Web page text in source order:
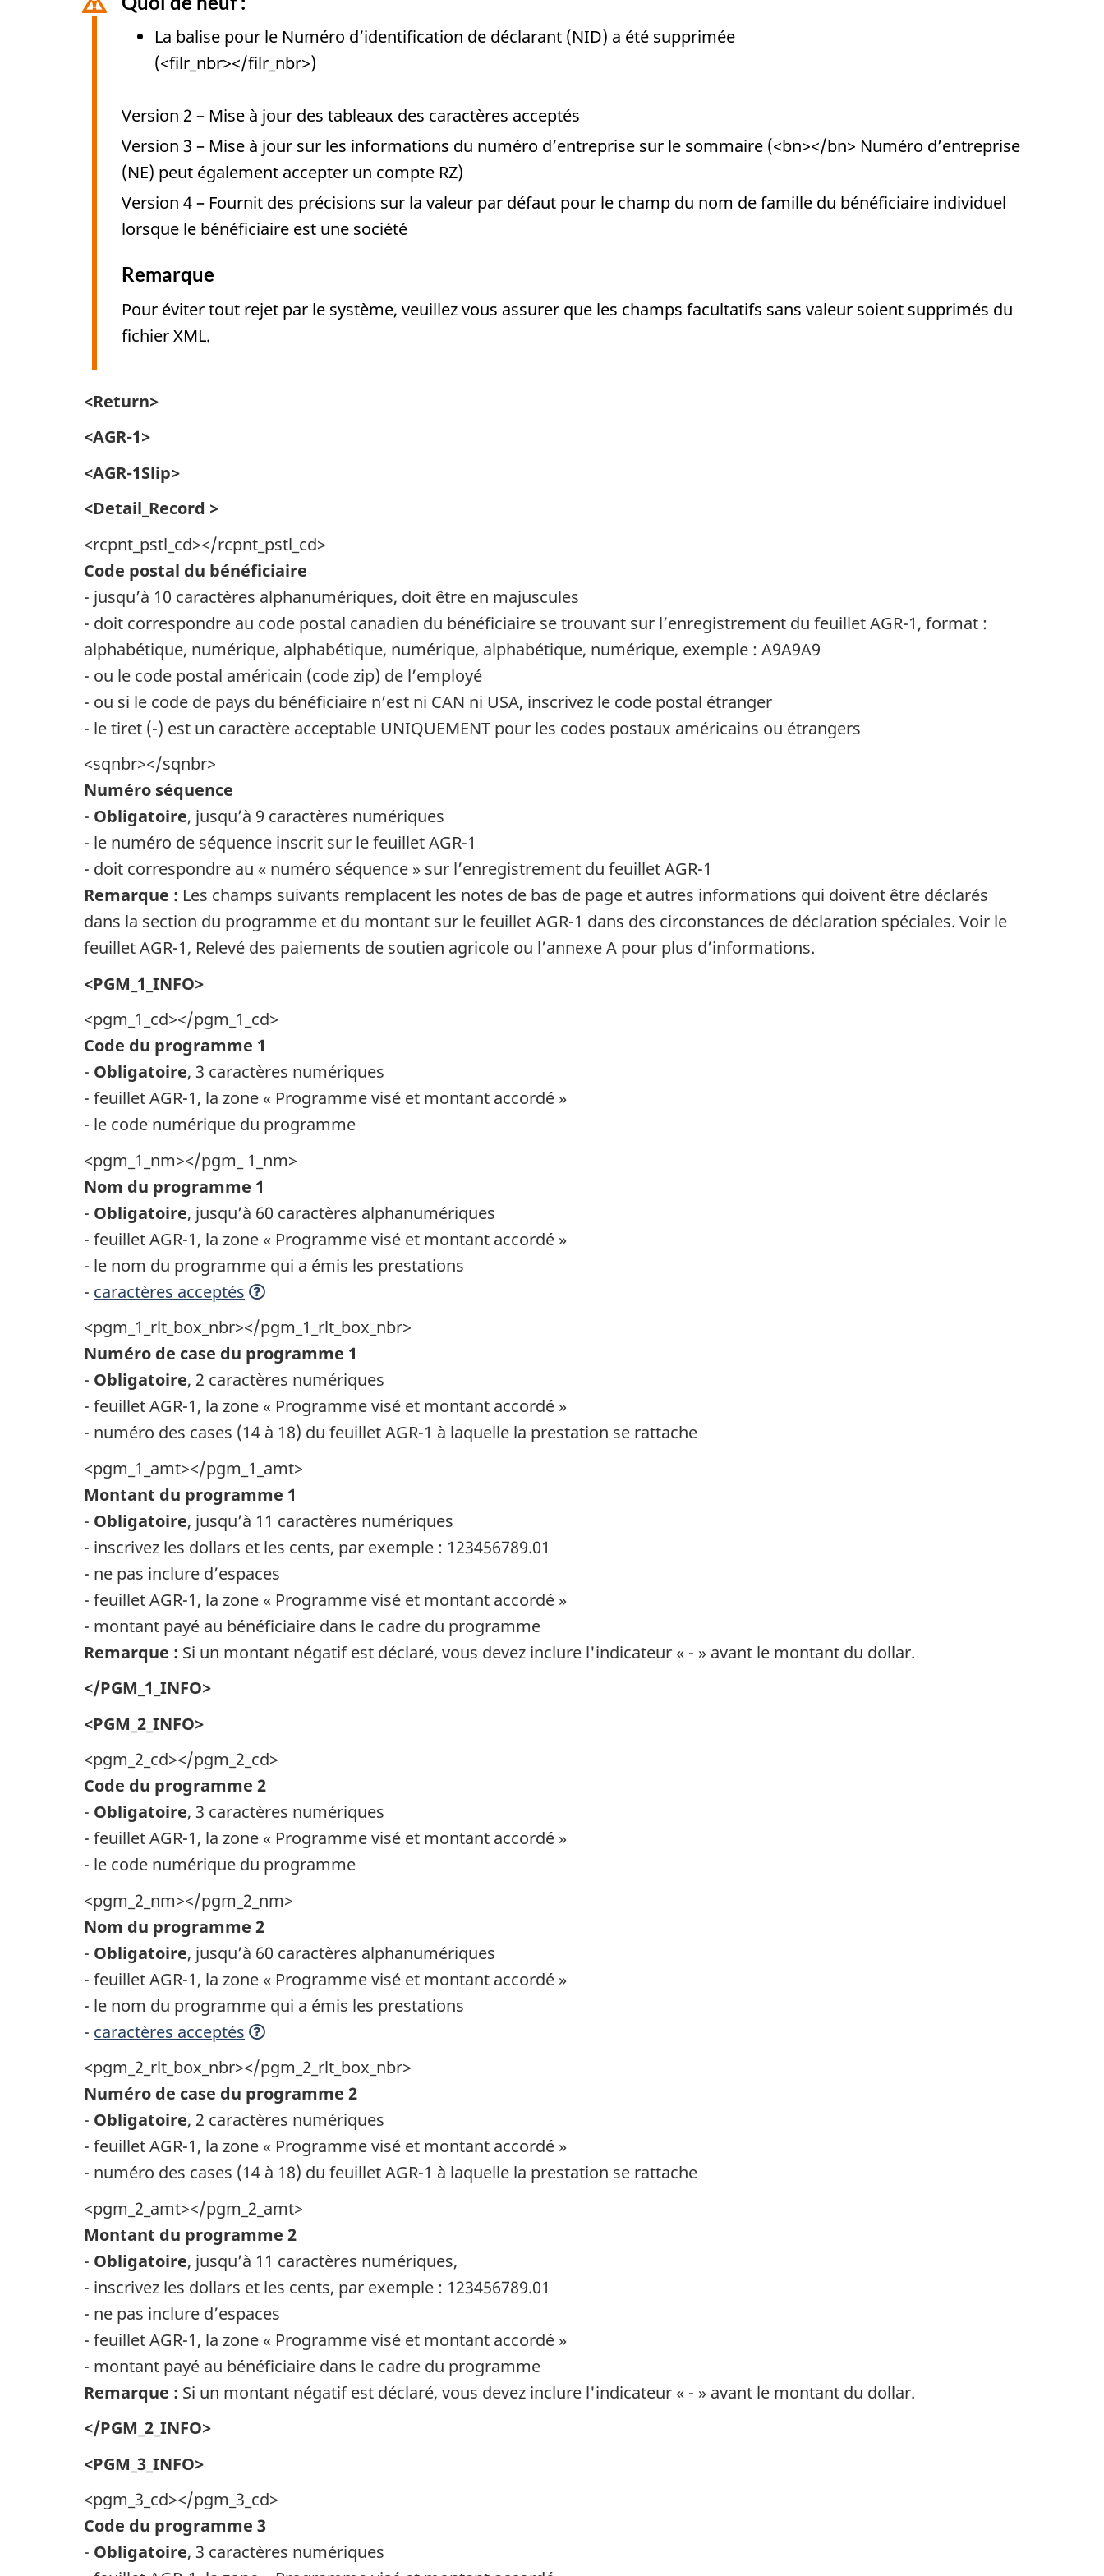
La balise pour le Numéro d’identification de déclarant (NID) a été supprimée
(<filr_nbr></filr_nbr>)
Version 2 – Mise à jour des tableaux des caractères acceptés
Version 3 – Mise à jour sur les informations du numéro d’entreprise sur le sommaire (<bn></bn> Numéro d’entreprise
(NE) peut également accepter un compte RZ)
Version 4 – Fournit des précisions sur la valeur par défaut pour le champ du nom de famille du bénéficiaire individuel
lorsque le bénéficiaire est une société
Remarque
Pour éviter tout rejet par le système, veuillez vous assurer que les champs facultatifs sans valeur soient supprimés du
fichier XML.
<Return>
<AGR-1>
<AGR-1Slip>
<Detail_Record >
<rcpnt_pstl_cd></rcpnt_pstl_cd>
Code postal du bénéficiaire
- jusqu’à 10 caractères alphanumériques, doit être en majuscules
- doit correspondre au code postal canadien du bénéficiaire se trouvant sur l’enregistrement du feuillet AGR-1, format :
alphabétique, numérique, alphabétique, numérique, alphabétique, numérique, exemple : A9A9A9
- ou le code postal américain (code zip) de l’employé
- ou si le code de pays du bénéficiaire n’est ni CAN ni USA, inscrivez le code postal étranger
- le tiret (-) est un caractère acceptable UNIQUEMENT pour les codes postaux américains ou étrangers
<sqnbr></sqnbr>
Numéro séquence
- Obligatoire, jusqu’à 9 caractères numériques
- le numéro de séquence inscrit sur le feuillet AGR-1
- doit correspondre au « numéro séquence » sur l’enregistrement du feuillet AGR-1
Remarque : Les champs suivants remplacent les notes de bas de page et autres informations qui doivent être déclarés
dans la section du programme et du montant sur le feuillet AGR-1 dans des circonstances de déclaration spéciales. Voir le
feuillet AGR-1, Relevé des paiements de soutien agricole ou l’annexe A pour plus d’informations.
<PGM_1_INFO>
<pgm_1_cd></pgm_1_cd>
Code du programme 1
- Obligatoire, 3 caractères numériques
- feuillet AGR-1, la zone « Programme visé et montant accordé »
- le code numérique du programme
<pgm_1_nm></pgm_ 1_nm>
Nom du programme 1
- Obligatoire, jusqu’à 60 caractères alphanumériques
- feuillet AGR-1, la zone « Programme visé et montant accordé »
- le nom du programme qui a émis les prestations
- caractères acceptés
<pgm_1_rlt_box_nbr></pgm_1_rlt_box_nbr>
Numéro de case du programme 1
- Obligatoire, 2 caractères numériques
- feuillet AGR-1, la zone « Programme visé et montant accordé »
- numéro des cases (14 à 18) du feuillet AGR-1 à laquelle la prestation se rattache
<pgm_1_amt></pgm_1_amt>
Montant du programme 1
- Obligatoire, jusqu’à 11 caractères numériques
- inscrivez les dollars et les cents, par exemple : 123456789.01
- ne pas inclure d’espaces
- feuillet AGR-1, la zone « Programme visé et montant accordé »
- montant payé au bénéficiaire dans le cadre du programme
Remarque : Si un montant négatif est déclaré, vous devez inclure l'indicateur « - » avant le montant du dollar.
</PGM_1_INFO>
<PGM_2_INFO>
<pgm_2_cd></pgm_2_cd>
Code du programme 2
- Obligatoire, 3 caractères numériques
- feuillet AGR-1, la zone « Programme visé et montant accordé »
- le code numérique du programme
<pgm_2_nm></pgm_2_nm>
Nom du programme 2
- Obligatoire, jusqu’à 60 caractères alphanumériques
- feuillet AGR-1, la zone « Programme visé et montant accordé »
- le nom du programme qui a émis les prestations
- caractères acceptés
<pgm_2_rlt_box_nbr></pgm_2_rlt_box_nbr>
Numéro de case du programme 2
- Obligatoire, 2 caractères numériques
- feuillet AGR-1, la zone « Programme visé et montant accordé »
- numéro des cases (14 à 18) du feuillet AGR-1 à laquelle la prestation se rattache
<pgm_2_amt></pgm_2_amt>
Montant du programme 2
- Obligatoire, jusqu’à 11 caractères numériques,
- inscrivez les dollars et les cents, par exemple : 123456789.01
- ne pas inclure d’espaces
- feuillet AGR-1, la zone « Programme visé et montant accordé »
- montant payé au bénéficiaire dans le cadre du programme
Remarque : Si un montant négatif est déclaré, vous devez inclure l'indicateur « - » avant le montant du dollar.
</PGM_2_INFO>
<PGM_3_INFO>
<pgm_3_cd></pgm_3_cd>
Code du programme 3
- Obligatoire, 3 caractères numériques